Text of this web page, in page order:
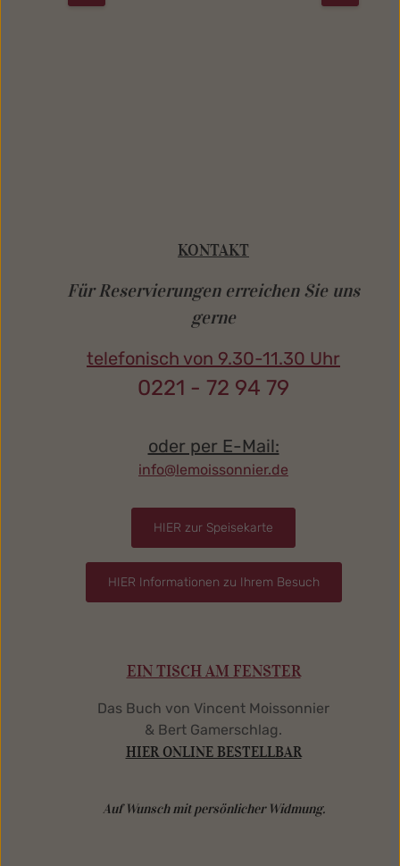
KONTAKT
Für Reservierungen erreichen Sie uns
gerne
telefonisch von 9.30-11.30 Uhr
0221 - 72 94 79
oder per E-Mail:
info@lemoissonnier.de
HIER zur Speisekarte
HIER Informationen zu Ihrem Besuch
EIN TISCH AM FENSTER
Das Buch von Vincent Moissonnier
& Bert Gamerschlag.
HIER ONLINE BESTELLBAR
Auf Wunsch mit persönlicher Widmung.